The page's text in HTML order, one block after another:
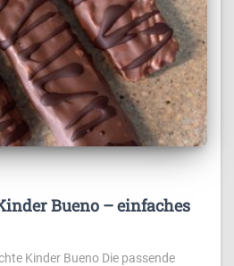
Bueno – einfaches
Kinder Bueno Die passende